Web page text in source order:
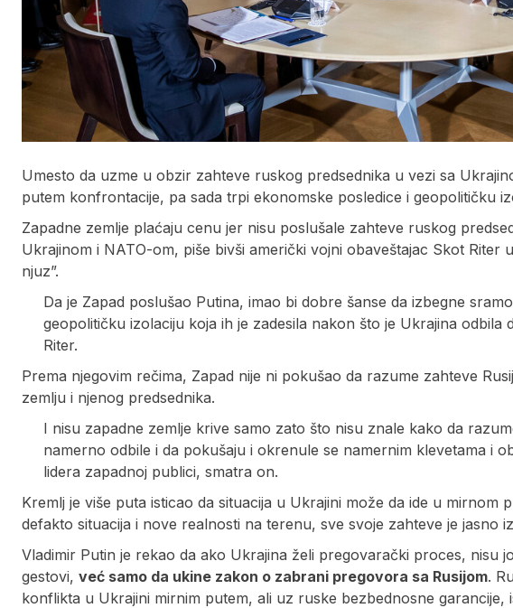
Umesto da uzme u obzir zahteve ruskog predsednika u vezi sa
putem konfrontacije, pa sada trpi ekonomske posledice i geopolitičku
Zapadne zemlje plaćaju cenu jer nisu poslušale zahteve ruskog
Ukrajinom i NATO-om, piše bivši američki vojni obaveštajac Skot Riter
njuz”.
Da je Zapad poslušao Putina, imao bi dobre šanse da izbegne
geopolitičku izolaciju koja ih je zadesila nakon što je Ukrajina
Riter.
Prema njegovim rečima, Zapad nije ni pokušao da razume zahteve
zemlju i njenog predsednika.
I nisu zapadne zemlje krive samo zato što nisu znale kako da
namerno odbile i da pokušaju i okrenule se namernim klevetama i
lidera zapadnoj publici, smatra on.
Kremlj je više puta isticao da situacija u Ukrajini može da ide u
defakto situacija i nove realnosti na terenu, sve svoje zahteve je jasno
Vladimir Putin je rekao da ako Ukrajina želi pregovarački proces, nisu
gestovi, već samo da ukine zakon o zabrani pregovora sa Rusijom.
konflikta u Ukrajini mirnim putem, ali uz ruske bezbednosne garancije,